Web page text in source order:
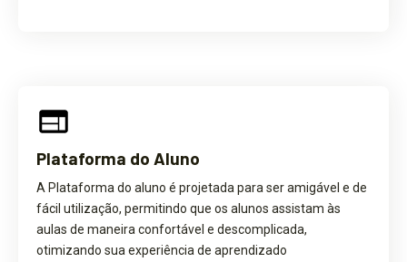
Plataforma do Aluno
A Plataforma do aluno é projetada para ser amigável e de
fácil utilização, permitindo que os alunos assistam às
aulas de maneira confortável e descomplicada,
otimizando sua experiência de aprendizado